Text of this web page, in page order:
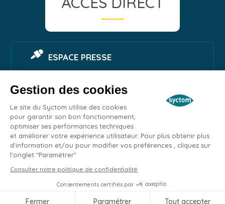
Gestion des cookies
Le site du Syctom utilise des cookies
pour garantir son bon fonctionnement,
optimiser ses performances techniques
et améliorer votre expérience utilisateur. Pour plus obtenir plus
d'information et/ou pour modifier vos préférences , cliquez sur
l'onglet "Paramétrer"
Consulter notre politique de confidentialité
Consentements certifiés par
Fermer Paramétrer Tout accepter
Remonter
ESPACE PRESSE
SIGNALER UNE NUISANCE
ESPACE EMPLOI